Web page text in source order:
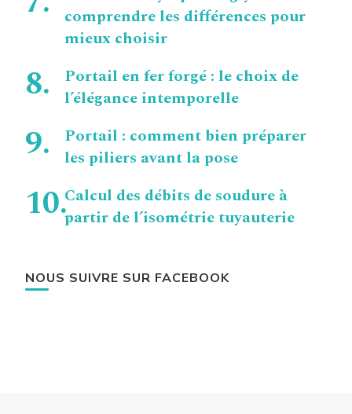
comprendre les différences pour
mieux choisir
Portail en fer forgé : le choix de
l’élégance intemporelle
Portail : comment bien préparer
les piliers avant la pose
Calcul des débits de soudure à
partir de l’isométrie tuyauterie
NOUS SUIVRE SUR FACEBOOK